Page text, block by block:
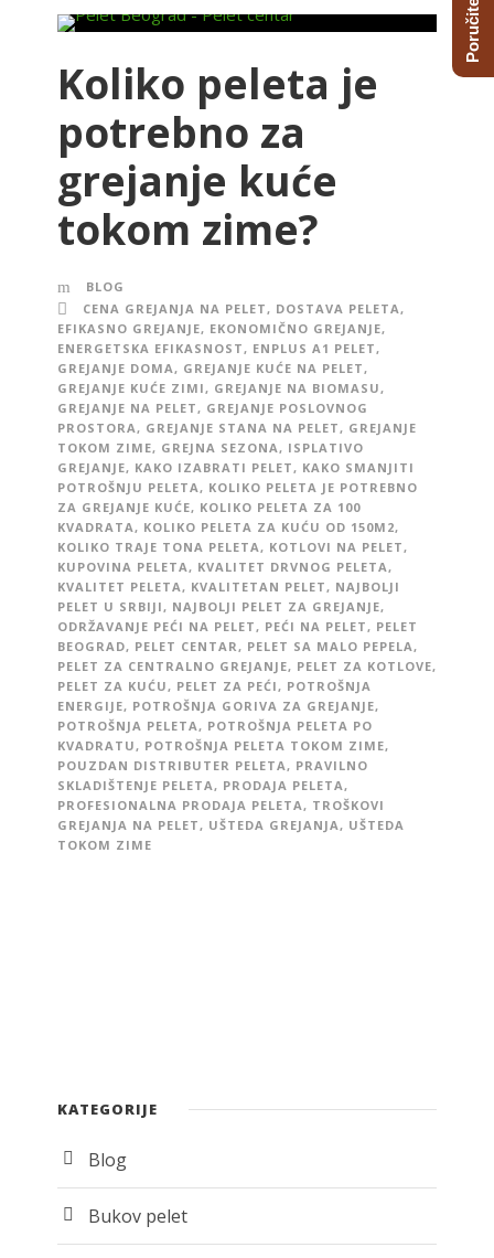
Koliko peleta je
potrebno za
grejanje kuće
tokom zime?
BLOG
CENA GREJANJA NA PELET , DOSTAVA PELETA ,
EFIKASNO GREJANJE, EKONOMIČNO GREJANJE,
ENERGETSKA EFIKASNOST , ENPLUS A1 PELET ,
GREJANJE DOMA , GREJANJE KUĆE NA PELET ,
GREJANJE KUĆE ZIMI , GREJANJE NA BIOMASU ,
GREJANJE NA PELET , GREJANJE POSLOVNOG
PROSTORA , GREJANJE STANA NA PELET , GREJANJE
TOKOM ZIME, GREJNA SEZONA , ISPLATIVO
GREJANJE, KAKO IZABRATI PELET , KAKO SMANJITI
POTROŠNJU PELETA , KOLIKO PELETA JE POTREBNO
ZA GREJANJE KUĆE, KOLIKO PELETA ZA 100
KVADRATA , KOLIKO PELETA ZA KUĆU OD 150M2,
KOLIKO TRAJE TONA PELETA , KOTLOVI NA PELET ,
KUPOVINA PELETA , KVALITET DRVNOG PELETA ,
KVALITET PELETA , KVALITETAN PELET , NAJBOLJI
PELET U SRBIJI , NAJBOLJI PELET ZA GREJANJE,
ODRŽAVANJE PEĆI NA PELET , PEĆI NA PELET , PELET
BEOGRAD, PELET CENTAR , PELET SA MALO PEPELA ,
PELET ZA CENTRALNO GREJANJE, PELET ZA KOTLOVE,
PELET ZA KUĆU , PELET ZA PEĆI , POTROŠNJA
ENERGIJE, POTROŠNJA GORIVA ZA GREJANJE,
POTROŠNJA PELETA , POTROŠNJA PELETA PO
KVADRATU , POTROŠNJA PELETA TOKOM ZIME,
POUZDAN DISTRIBUTER PELETA , PRAVILNO
SKLADIŠTENJE PELETA , PRODAJA PELETA ,
PROFESIONALNA PRODAJA PELETA , TROŠKOVI
GREJANJA NA PELET , UŠTEDA GREJANJA , UŠTEDA
TOKOM ZIME
KATEGORIJE
Blog
Bukov pelet